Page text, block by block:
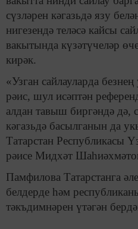
сүзләрен кәгазьдә язу
нигезендә теләсә кайсы
вакытында күзәтүчеләр
кирәк.
«Узган сайлауларда
рәис, шул исәптән
алдан тавыш биргәндә дә,
кәгазьдә басылганын да
Татарстан Республикасы
рәисе Мидхәт
Памфилова Татарстанга
белдерде һәм
тәкъдимнәрен үтәгән